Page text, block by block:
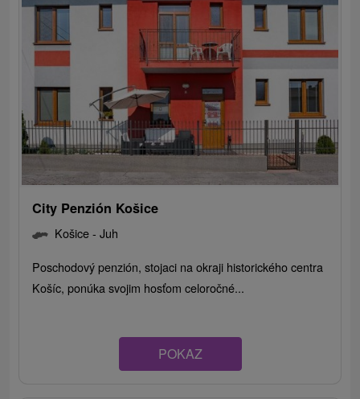
City Penzión Košice
Košice - Juh
Poschodový penzión, stojaci na okraji historického centra
Košíc, ponúka svojim hosťom celoročné...
POKAZ